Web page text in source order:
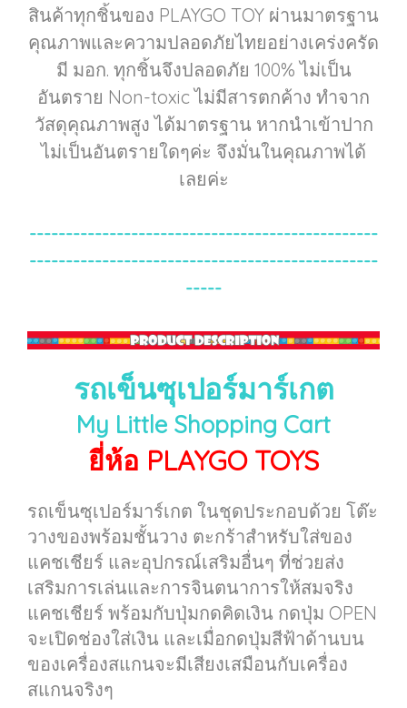
สินค้าทุกชิ้นของ PLAYGO TOY ผ่านมาตรฐาน
คุณภาพและความปลอดภัยไทยอย่างเคร่งครัด
มี มอก. ทุกชิ้นจึงปลอดภัย 100% ไม่เป็น
อันตราย Non-toxic ไม่มีสารตกค้าง ทำจาก
วัสดุคุณภาพสูง ได้มาตรฐาน หากนำเข้าปาก
ไม่เป็นอันตรายใดๆค่ะ จึงมั่นในคุณภาพได้
เลยค่ะ
------------------------------------------------
------------------------------------------------
-----
รถเข็นซุเปอร์มาร์เกต
My Little Shopping Cart
ยี่ห้อ PLAYGO TOYS
รถเข็นซุเปอร์มาร์เกต ในชุดประกอบด้วย โต๊ะ
วางของพร้อมชั้นวาง ตะกร้าสำหรับใส่ของ
แคชเชียร์ และอุปกรณ์เสริมอื่นๆ ที่ช่วยส่ง
เสริมการเล่นและการจินตนาการให้สมจริง
แคชเชียร์ พร้อมกับปุ่มกดคิดเงิน กดปุ่ม OPEN
จะเปิดช่องใส่เงิน และเมื่อกดปุ่มสีฟ้าด้านบน
ของเครื่องสแกนจะมีเสียงเสมือนกับเครื่อง
สแกนจริงๆ